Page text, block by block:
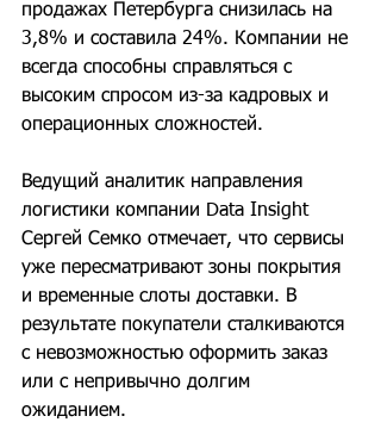
продажах Петербурга снизилась на
3,8% и составила 24%. Компании не
всегда способны справляться с
высоким спросом из-за кадровых и
операционных сложностей.
Ведущий аналитик направления
логистики компании Data Insight
Сергей Семко отмечает, что сервисы
уже пересматривают зоны покрытия
и временные слоты доставки. В
результате покупатели сталкиваются
с невозможностью оформить заказ
или с непривычно долгим
ожиданием.